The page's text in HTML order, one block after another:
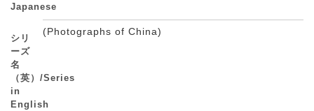
Japanese
シリ
ーズ
名
（英）/Series
in
English
(Photographs of China)